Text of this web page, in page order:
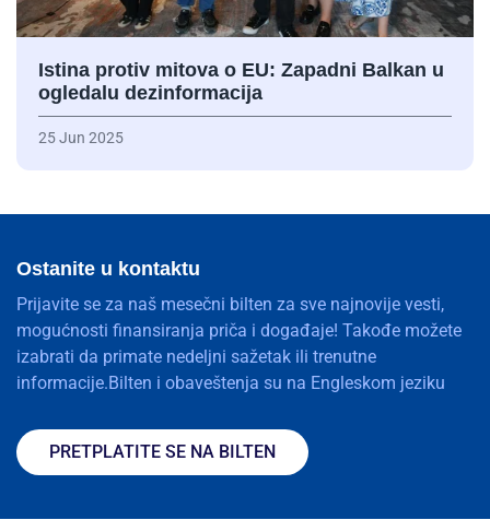
Istina protiv mitova o EU: Zapadni Balkan u
ogledalu dezinformacija
25 Jun 2025
Ostanite u kontaktu
Prijavite se za naš mesečni bilten za sve najnovije vesti,
mogućnosti finansiranja priča i događaje! Takođe možete
izabrati da primate nedeljni sažetak ili trenutne
informacije.Bilten i obaveštenja su na Engleskom jeziku
PRETPLATITE SE NA BILTEN